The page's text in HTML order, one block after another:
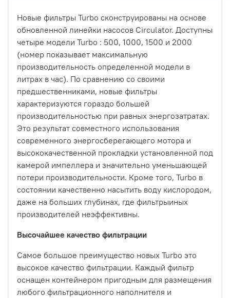
Новые фильтры Turbo сконструированы на основе
обновленной линейки насосов Circulator. Доступны
четыре модели Turbo : 500, 1000, 1500 и 2000
(номер показывает максимальную
производительность определенной модели в
литрах в час). По сравнению со своими
предшественниками, новые фильтры
характеризуются гораздо большей
производительностью при равных энергозатратах.
Это результат совместного использования
современного энергосберегающего мотора и
высококачественной прокладки установленной под
камерой импеллера и значительно уменьшающей
потери производительности. Кроме того, Turbo в
состоянии качественно насытить воду кислородом,
даже на больших глубинах, где фильтрыиных
производителей неэффективны.
Высочайшее качество фильтрации
Самое большое преимущество новых Turbo это
высокое качество фильтрации. Каждый фильтр
оснащен контейнером пригодным для размещения
любого фильтрационного наполнителя и